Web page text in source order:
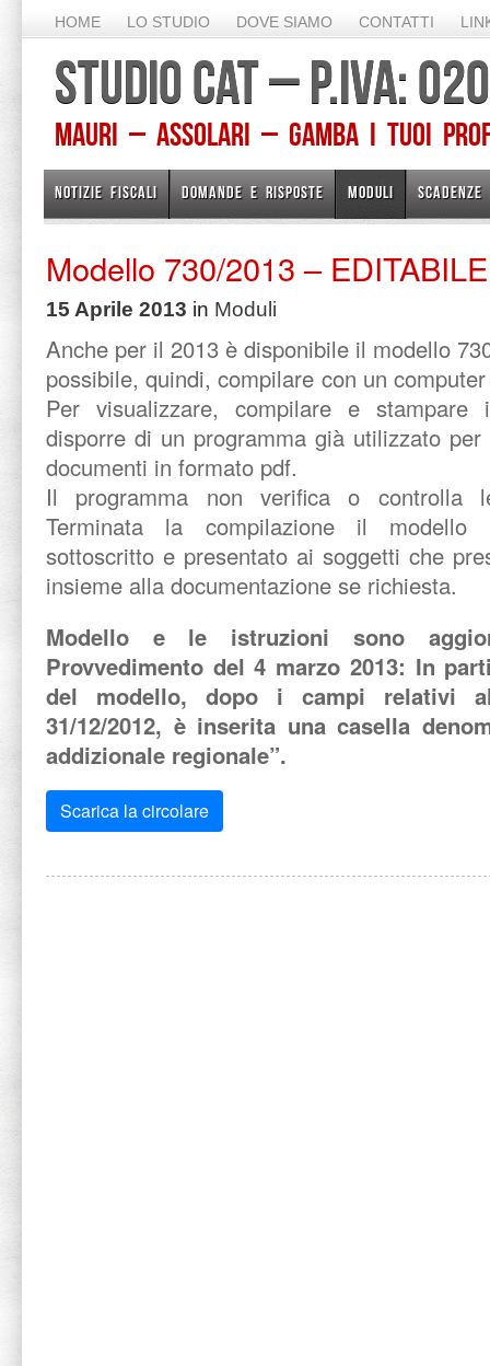
HOME LO STUDIO DOVE SIAMO CONTATTI
STUDIO CAT – P.IVA:
Mauri – Assolari – Gamba I TUOI
NOTIZIE FISCALI DOMANDE E RISPOSTE MODULI SCADENZE
Modello 730/2013 – EDITABILE
15 Aprile 2013 in Moduli
Anche per il 2013 è disponibile il modello
possibile, quindi, compilare con un
Per visualizzare, compilare e
disporre di un programma già utilizzato
documenti in formato pdf.
Il programma non verifica o controlla
Terminata la compilazione il modello
sottoscritto e presentato ai soggetti che
insieme alla documentazione se richiesta.
Modello e le istruzioni sono
Provvedimento del 4 marzo 2013: In
del modello, dopo i campi relativi
31/12/2012, è inserita una casella
addizionale regionale”.
Scarica la circolare